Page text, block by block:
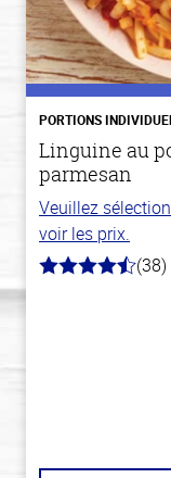
PORTIONS
Linguine au
parmesan
Veuillez
voir les prix.
4.1
(38)